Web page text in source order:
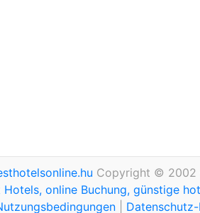
Copyright © 2002
online Buchung, günstige